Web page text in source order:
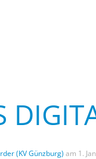
(KV Günzburg) am 1.